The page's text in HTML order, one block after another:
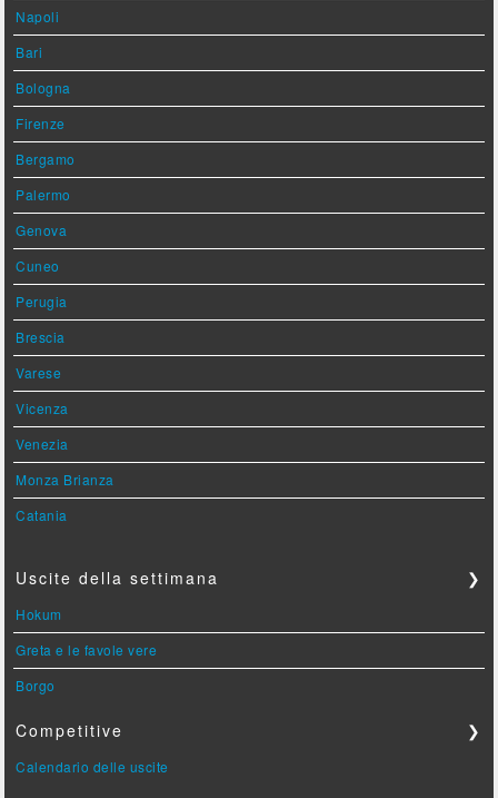
Napoli
Bari
Bologna
Firenze
Bergamo
Palermo
Genova
Cuneo
Perugia
Brescia
Varese
Vicenza
Venezia
Monza Brianza
Catania
Uscite della settimana ❯
Hokum
Greta e le favole vere
Borgo
Competitive ❯
Calendario delle uscite